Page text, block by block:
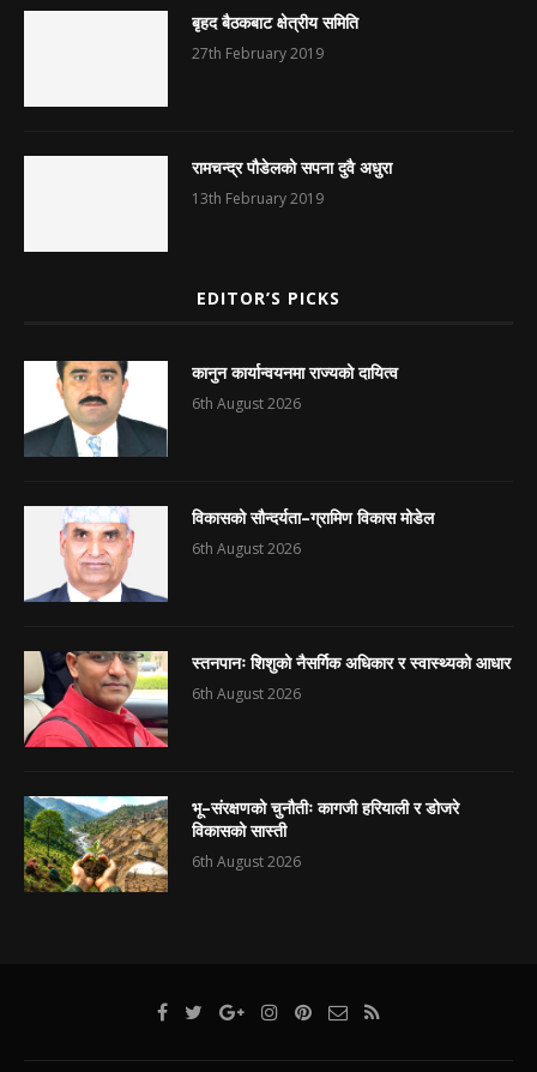
बृहद बैठकबाट क्षेत्रीय समिति
27th February 2019
रामचन्द्र पौडेलको सपना दुवै अधुरा
13th February 2019
EDITOR’S PICKS
कानुन कार्यान्वयनमा राज्यको दायित्व
6th August 2026
विकासको सौन्दर्यता–ग्रामिण विकास मोडेल
6th August 2026
स्तनपानः शिशुको नैसर्गिक अधिकार र स्वास्थ्यको आधार
6th August 2026
भू–संरक्षणको चुनौतीः कागजी हरियाली र डोजरे
विकासको सास्ती
6th August 2026